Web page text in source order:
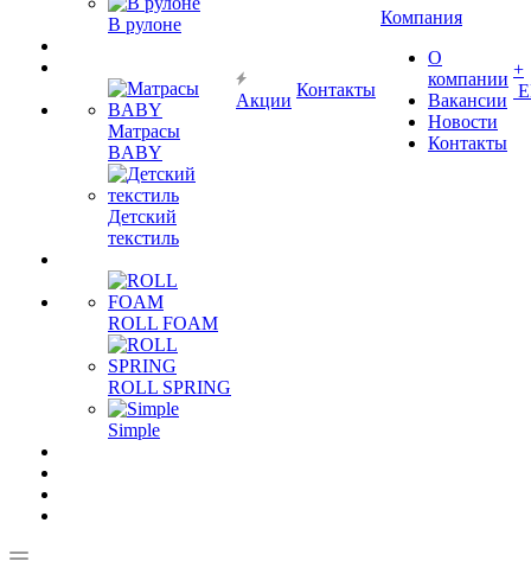
В рулоне
Матрасы
BABY
Детский
текстиль
ROLL FOAM
ROLL SPRING
Simple
Акции
Контакты
Компания
О
компании
Вакансии
Новости
Контакты
+